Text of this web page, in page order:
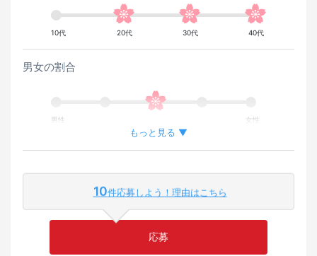
10代 20代 30代 40代
男女の割合
男性 女性
外国人が働いている割合
英語または母国語を活かせる環境
もっと見る ▼
10件応募しよう！理由はこちら
応募